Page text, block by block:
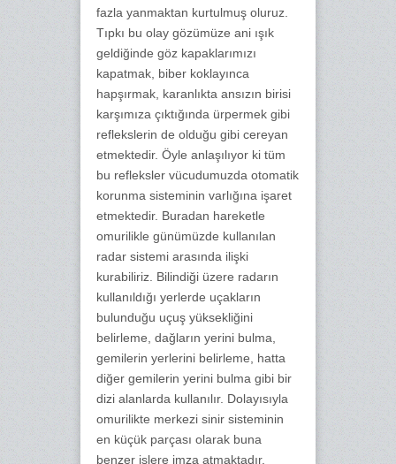
fazla yanmaktan kurtulmuş oluruz.
Tıpkı bu olay gözümüze ani ışık
geldiğinde göz kapaklarımızı
kapatmak, biber koklayınca
hapşırmak, karanlıkta ansızın birisi
karşımıza çıktığında ürpermek gibi
reflekslerin de olduğu gibi cereyan
etmektedir. Öyle anlaşılıyor ki tüm
bu refleksler vücudumuzda otomatik
korunma sisteminin varlığına işaret
etmektedir. Buradan hareketle
omurilikle günümüzde kullanılan
radar sistemi arasında ilişki
kurabiliriz. Bilindiği üzere radarın
kullanıldığı yerlerde uçakların
bulunduğu uçuş yüksekliğini
belirleme, dağların yerini bulma,
gemilerin yerlerini belirleme, hatta
diğer gemilerin yerini bulma gibi bir
dizi alanlarda kullanılır. Dolayısıyla
omurilikte merkezi sinir sisteminin
en küçük parçası olarak buna
benzer işlere imza atmaktadır.